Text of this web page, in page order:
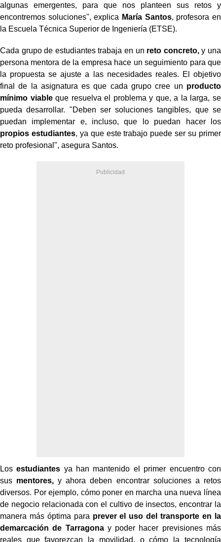
algunas emergentes, para que nos planteen sus retos y
encontremos soluciones", explica María Santos, profesora en
la Escuela Técnica Superior de Ingeniería (ETSE).
Cada grupo de estudiantes trabaja en un reto concreto,y una
persona mentora de la empresa hace un seguimiento para que
la propuesta se ajuste a las necesidades reales. El objetivo
final de la asignatura es que cada grupo cree un producto
mínimo viableque resuelva el problema y que, a la larga, se
pueda desarrollar. "Deben ser soluciones tangibles, que se
puedan implementar e, incluso, que lo puedan hacer los
propios estudiantes, ya que este trabajo puede ser su primer
reto profesional", asegura Santos.
Losestudiantes ya han mantenido el primer encuentro con
sus mentores, y ahora deben encontrar soluciones a retos
diversos. Por ejemplo, cómo poner en marcha una nueva línea
de negocio relacionada con el cultivo de insectos, encontrar la
manera más óptima para prever el uso del transporte en la
demarcación de Tarragonay poder hacer previsiones más
reales que favorezcan la movilidad, o cómo la tecnología